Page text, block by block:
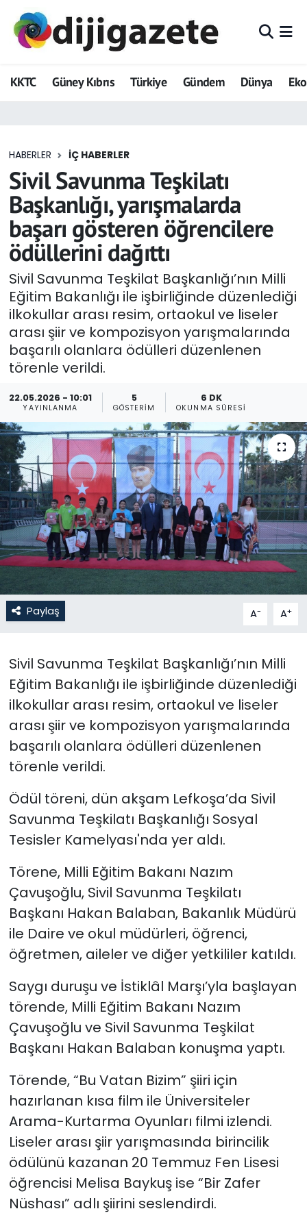
KKTC Güney Kıbrıs Türkiye Gündem Dünya
HABERLER İÇ HABERLER
Sivil Savunma Teşkilatı
Başkanlığı, yarışmalarda
başarı gösteren öğrencilere
ödüllerini dağıttı
Sivil Savunma Teşkilat Başkanlığı’nın Milli
Eğitim Bakanlığı ile işbirliğinde düzenlediği
ilkokullar arası resim, ortaokul ve liseler
arası şiir ve kompozisyon yarışmalarında
başarılı olanlara ödülleri düzenlenen
törenle verildi.
22.05.2026 - 10:01
YAYINLANMA
5
GÖSTERIM
6 DK
OKUNMA SÜRESI
Paylaş A- A+
Sivil Savunma Teşkilat Başkanlığı’nın Milli
Eğitim Bakanlığı ile işbirliğinde düzenlediği
ilkokullar arası resim, ortaokul ve liseler
arası şiir ve kompozisyon yarışmalarında
başarılı olanlara ödülleri düzenlenen
törenle verildi.
Ödül töreni, dün akşam Lefkoşa’da Sivil
Savunma Teşkilatı Başkanlığı Sosyal
Tesisler Kamelyası'nda yer aldı.
Törene, Milli Eğitim Bakanı Nazım
Çavuşoğlu, Sivil Savunma Teşkilatı
Başkanı Hakan Balaban, Bakanlık Müdürü
ile Daire ve okul müdürleri, öğrenci,
öğretmen, aileler ve diğer yetkililer katıldı.
Saygı duruşu ve İstiklâl Marşı’yla başlayan
törende, Milli Eğitim Bakanı Nazım
Çavuşoğlu ve Sivil Savunma Teşkilat
Başkanı Hakan Balaban konuşma yaptı.
Törende, “Bu Vatan Bizim” şiiri için
hazırlanan kısa film ile Üniversiteler
Arama-Kurtarma Oyunları filmi izlendi.
Liseler arası şiir yarışmasında birincilik
ödülünü kazanan 20 Temmuz Fen Lisesi
öğrencisi Melisa Baykuş ise “Bir Zafer
Nüshası” adlı şiirini seslendirdi.
ADVERTORIAL
Dijigazete
Eğitim
Ekonomi
Foto Galeri
GEZİ
Güncel
Gündem
KKTC
KKTC YEREL SEÇİM 2018
Kültür Sanat
Magazin
Moda
Nöbetçi Eczaneler
Otomobil Dünyası
Politika
Spor
Teknoloji
TÜRKiYE
YAŞAM
Hava Durumu
Trafik Durumu
Tüm Manşetler
Son Dakika Haberleri
Haber Arşivi